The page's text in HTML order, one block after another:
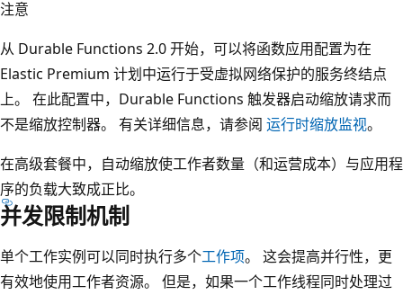
注意
从 Durable Functions 2.0 开始，可以将函数应用配置为在
Elastic Premium 计划中运行于受虚拟网络保护的服务终结点
上。 在此配置中，Durable Functions 触发器启动缩放请求而
不是缩放控制器。 有关详细信息，请参阅 运行时缩放监视。
在高级套餐中，自动缩放使工作者数量（和运营成本）与应用程
序的负载大致成正比。
并发限制机制
单个工作实例可以同时执行多个工作项。 这会提高并行性，更
有效地使用工作者资源。 但是，如果一个工作线程同时处理过